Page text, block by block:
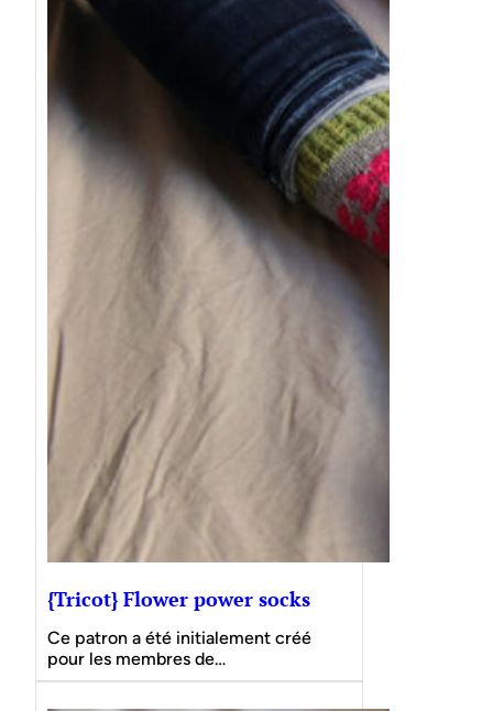
{Tricot} Flower power socks
Ce patron a été initialement créé
pour les membres de…